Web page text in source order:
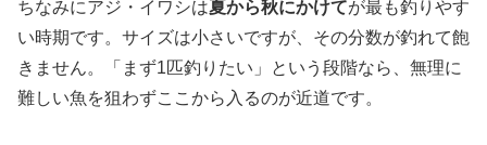
ちなみにアジ・イワシは夏から秋にかけてが最も釣りやす
い時期です。サイズは小さいですが、その分数が釣れて飽
きません。「まず1匹釣りたい」という段階なら、無理に
難しい魚を狙わずここから入るのが近道です。